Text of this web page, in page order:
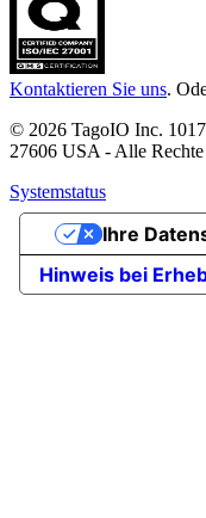
Kontaktieren Sie uns.
© 2026 TagoIO Inc.
27606 USA - Alle
Systemstatus
Hinweis bei
Ihre